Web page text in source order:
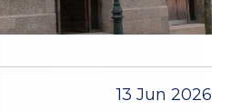
13 Jun 2026